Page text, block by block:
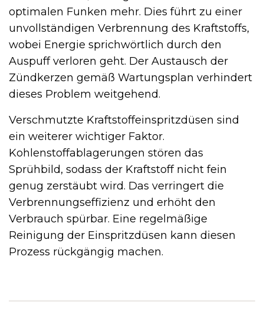
optimalen Funken mehr. Dies führt zu einer
unvollständigen Verbrennung des Kraftstoffs,
wobei Energie sprichwörtlich durch den
Auspuff verloren geht. Der Austausch der
Zündkerzen gemäß Wartungsplan verhindert
dieses Problem weitgehend.
Verschmutzte Kraftstoffeinspritzdüsen sind
ein weiterer wichtiger Faktor.
Kohlenstoffablagerungen stören das
Sprühbild, sodass der Kraftstoff nicht fein
genug zerstäubt wird. Das verringert die
Verbrennungseffizienz und erhöht den
Verbrauch spürbar. Eine regelmäßige
Reinigung der Einspritzdüsen kann diesen
Prozess rückgängig machen.